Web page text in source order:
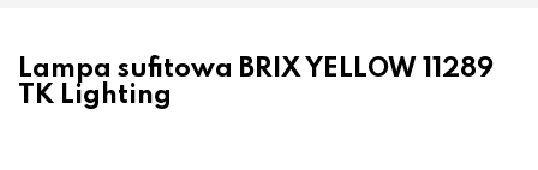
Lampa sufitowa BRIX YELLOW 11289
TK Lighting